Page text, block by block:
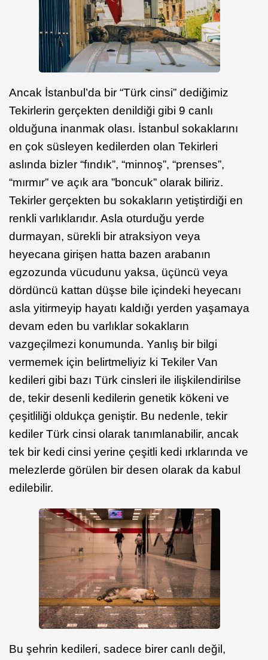
Ancak İstanbul’da bir “Türk cinsi” dediğimiz
Tekirlerin gerçekten denildiği gibi 9 canlı
olduğuna inanmak olası. İstanbul sokaklarını
en çok süsleyen kedilerden olan Tekirleri
aslında bizler “fındık”, “minnoş”, “prenses”,
“mırmır” ve açık ara ”boncuk” olarak biliriz.
Tekirler gerçekten bu sokakların yetiştirdiği en
renkli varlıklarıdır. Asla oturduğu yerde
durmayan, sürekli bir atraksiyon veya
heyecana girişen hatta bazen arabanın
egzozunda vücudunu yaksa, üçüncü veya
dördüncü kattan düşse bile içindeki heyecanı
asla yitirmeyip hayatı kaldığı yerden yaşamaya
devam eden bu varlıklar sokakların
vazgeçilmezi konumunda. Yanlış bir bilgi
vermemek için belirtmeliyiz ki Tekiler Van
kedileri gibi bazı Türk cinsleri ile ilişkilendirilse
de, tekir desenli kedilerin genetik kökeni ve
çeşitliliği oldukça geniştir. Bu nedenle, tekir
kediler Türk cinsi olarak tanımlanabilir, ancak
tek bir kedi cinsi yerine çeşitli kedi ırklarında ve
melezlerde görülen bir desen olarak da kabul
edilebilir.
Bu şehrin kedileri, sadece birer canlı değil,